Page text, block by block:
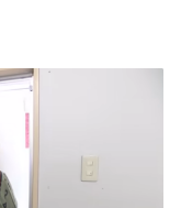
やねん！？」